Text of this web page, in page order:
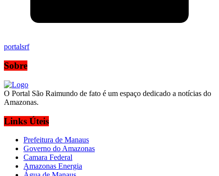
portalsrf
Sobre
O Portal São Raimundo de fato é um espaço dedicado a notícias do
Amazonas.
Links Úteis
Prefeitura de Manaus
Governo do Amazonas
Camara Federal
Amazonas Energia